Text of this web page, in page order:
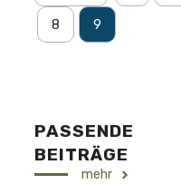
8 9
PASSENDE
BEITRÄGE
mehr